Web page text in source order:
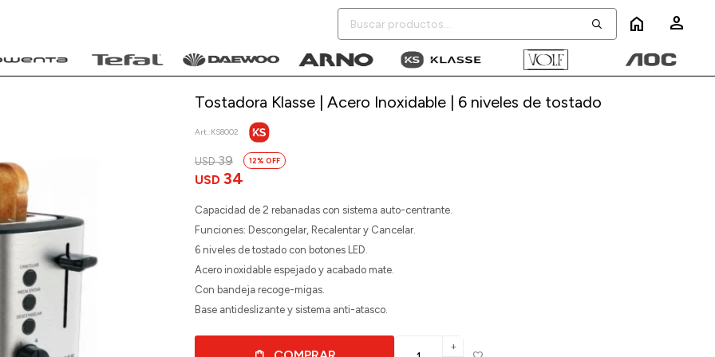
home
Tostadora Klasse | Acero Inoxidable | 6 niveles de tostado
KS8002
USD 34
USD 39 12
Capacidad de 2 rebanadas con sistema auto-centrante.
Funciones: Descongelar, Recalentar y Cancelar.
6 niveles de tostado con botones LED.
Acero inoxidable espejado y acabado mate.
Con bandeja recoge-migas.
Base antideslizante y sistema anti-atasco.
add